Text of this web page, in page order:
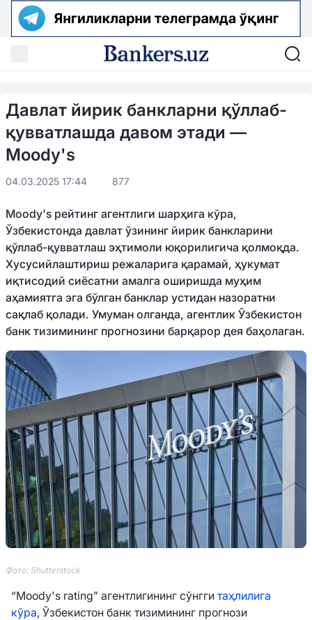
Давлат йирик банкларни қўллаб-
қувватлашда давом этади —
Moody's
04.03.2025 17:44 877
Moody's рейтинг агентлиги шарҳига кўра,
Ўзбекистонда давлат ўзининг йирик банкларини
қўллаб-қувватлаш эҳтимоли юқорилигича қолмоқда.
Хусусийлаштириш режаларига қарамай, ҳукумат
иқтисодий сиёсатни амалга оширишда муҳим
аҳамиятга эга бўлган банклар устидан назоратни
сақлаб қолади. Умуман олганда, агентлик Ўзбекистон
банк тизимининг прогнозини барқарор дея баҳолаган.
Фото: Shutterstock
“Moody's rating” агентлигининг сўнгги таҳлилига
кўра, Ўзбекистон банк тизимининг прогнози